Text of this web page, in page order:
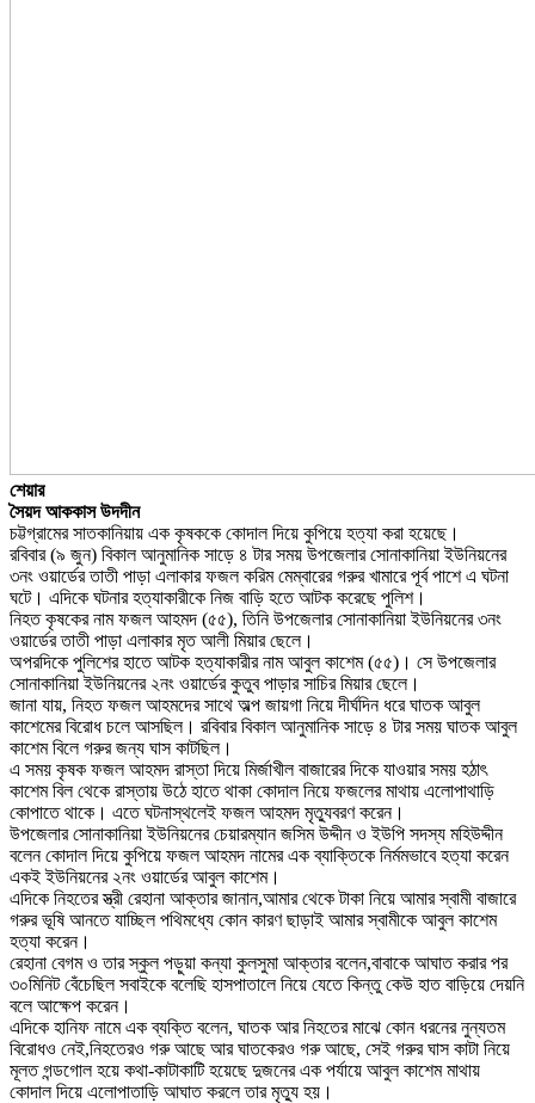
শেয়ার
সৈয়দ আককাস উদদীন
চট্টগ্রামের সাতকানিয়ায় এক কৃষককে কোদাল দিয়ে কুপিয়ে হত্যা করা হয়েছে।
রবিবার (৯ জুন) বিকাল আনুমানিক সাড়ে ৪ টার সময় উপজেলার সোনাকানিয়া ইউনিয়নের
৩নং ওয়ার্ডের তাতী পাড়া এলাকার ফজল করিম মেম্বারের গরুর খামারে পূর্ব পাশে এ ঘটনা
ঘটে। এদিকে ঘটনার হত্যাকারীকে নিজ বাড়ি হতে আটক করেছে পুলিশ।
নিহত কৃষকের নাম ফজল আহমদ (৫৫), তিনি উপজেলার সোনাকানিয়া ইউনিয়নের ৩নং
ওয়ার্ডের তাতী পাড়া এলাকার মৃত আলী মিয়ার ছেলে।
অপরদিকে পুলিশের হাতে আটক হত্যাকারীর নাম আবুল কাশেম (৫৫)। সে উপজেলার
সোনাকানিয়া ইউনিয়নের ২নং ওয়ার্ডের কুতুব পাড়ার সাচির মিয়ার ছেলে।
জানা যায়, নিহত ফজল আহমদের সাথে অল্প জায়গা নিয়ে দীর্ঘদিন ধরে ঘাতক আবুল
কাশেমের বিরোধ চলে আসছিল। রবিবার বিকাল আনুমানিক সাড়ে ৪ টার সময় ঘাতক আবুল
কাশেম বিলে গরুর জন্য ঘাস কাটছিল।
এ সময় কৃষক ফজল আহমদ রাস্তা দিয়ে মির্জাখীল বাজারের দিকে যাওয়ার সময় হঠাৎ
কাশেম বিল থেকে রাস্তায় উঠে হাতে থাকা কোদাল নিয়ে ফজলের মাথায় এলোপাথাড়ি
কোপাতে থাকে। এতে ঘটনাস্থলেই ফজল আহমদ মৃত্যুবরণ করেন।
উপজেলার সোনাকানিয়া ইউনিয়নের চেয়ারম্যান জসিম উদ্দীন ও ইউপি সদস্য মহিউদ্দীন
বলেন কোদাল দিয়ে কুপিয়ে ফজল আহমদ নামের এক ব্যাক্তিকে নির্মমভাবে হত্যা করেন
একই ইউনিয়নের ২নং ওয়ার্ডের আবুল কাশেম।
এদিকে নিহতের স্ত্রী রেহানা আক্তার জানান,আমার থেকে টাকা নিয়ে আমার স্বামী বাজারে
গরুর ভূষি আনতে যাচ্ছিল পথিমধ্যে কোন কারণ ছাড়াই আমার স্বামীকে আবুল কাশেম
হত্যা করেন।
রেহানা বেগম ও তার স্কুল পড়ুয়া কন্যা কুলসুমা আক্তার বলেন,বাবাকে আঘাত করার পর
৩০মিনিট বেঁচেছিল সবাইকে বলেছি হাসপাতালে নিয়ে যেতে কিন্তু কেউ হাত বাড়িয়ে দেয়নি
বলে আক্ষেপ করেন।
এদিকে হানিফ নামে এক ব্যক্তি বলেন, ঘাতক আর নিহতের মাঝে কোন ধরনের নুন্যতম
বিরোধও নেই,নিহতেরও গরু আছে আর ঘাতকেরও গরু আছে, সেই গরুর ঘাস কাটা নিয়ে
মূলত গন্ডগোল হয়ে কথা-কাটাকাটি হয়েছে দুজনের এক পর্যায়ে আবুল কাশেম মাথায়
কোদাল দিয়ে এলোপাতাড়ি আঘাত করলে তার মৃত্যু হয়।